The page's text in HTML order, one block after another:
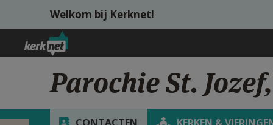
Overslaan en naar de inhoud gaan
Welkom bij Kerknet!
Parochie St.